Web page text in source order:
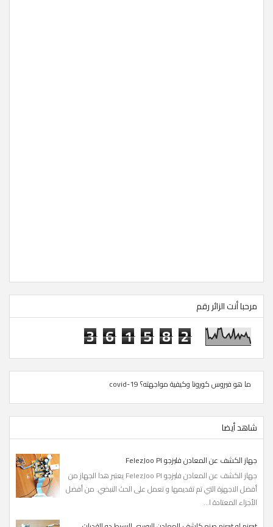
مرحبا أنت الزائر رقم
3 6 1 5 8 2
ما هو فيروس كورونا وكيفية مواجهته؟ covid-19
شاهد أيضا
جهاز الكشف عن المعادن فليزجو FelezJoo PI
جهاز الكشف عن المعادن فليزجو FelezJoo PI يعتبر هدا الجهاز من
أفضل الاجهزة التي تم تقديمها و تعمل على الحث النبضي. من أفضل
الأجزاء المعتادة ا...